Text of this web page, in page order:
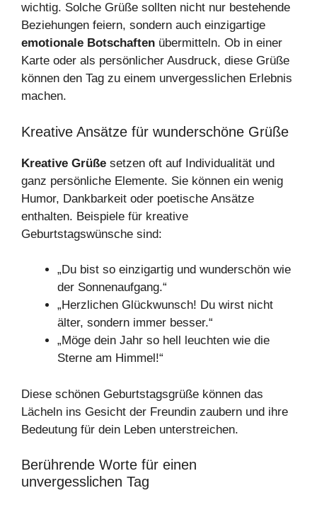
wichtig. Solche Grüße sollten nicht nur bestehende
Beziehungen feiern, sondern auch einzigartige
emotionale Botschaften übermitteln. Ob in einer
Karte oder als persönlicher Ausdruck, diese Grüße
können den Tag zu einem unvergesslichen Erlebnis
machen.
Kreative Ansätze für wunderschöne Grüße
Kreative Grüße setzen oft auf Individualität und
ganz persönliche Elemente. Sie können ein wenig
Humor, Dankbarkeit oder poetische Ansätze
enthalten. Beispiele für kreative
Geburtstagswünsche sind:
„Du bist so einzigartig und wunderschön wie
der Sonnenaufgang.“
„Herzlichen Glückwunsch! Du wirst nicht
älter, sondern immer besser.“
„Möge dein Jahr so hell leuchten wie die
Sterne am Himmel!“
Diese schönen Geburtstagsgrüße können das
Lächeln ins Gesicht der Freundin zaubern und ihre
Bedeutung für dein Leben unterstreichen.
Berührende Worte für einen
unvergesslichen Tag